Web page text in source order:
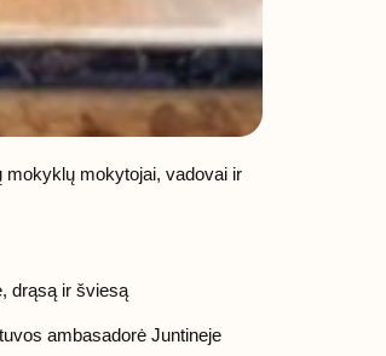
mokyklų mokytojai, vadovai ir
drąsą ir šviesą
ambasadorė Juntineje